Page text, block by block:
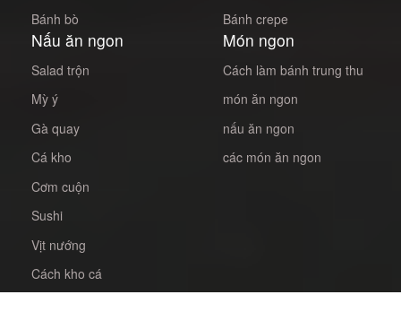
Bánh bò
Bánh crepe
Nấu ăn ngon
Salad trộn
Mỳ ý
Gà quay
Cá kho
Cơm cuộn
Sushi
Vịt nướng
Cách kho cá
Món ngon
Cách làm bánh trung thu
món ăn ngon
nấu ăn ngon
các món ăn ngon